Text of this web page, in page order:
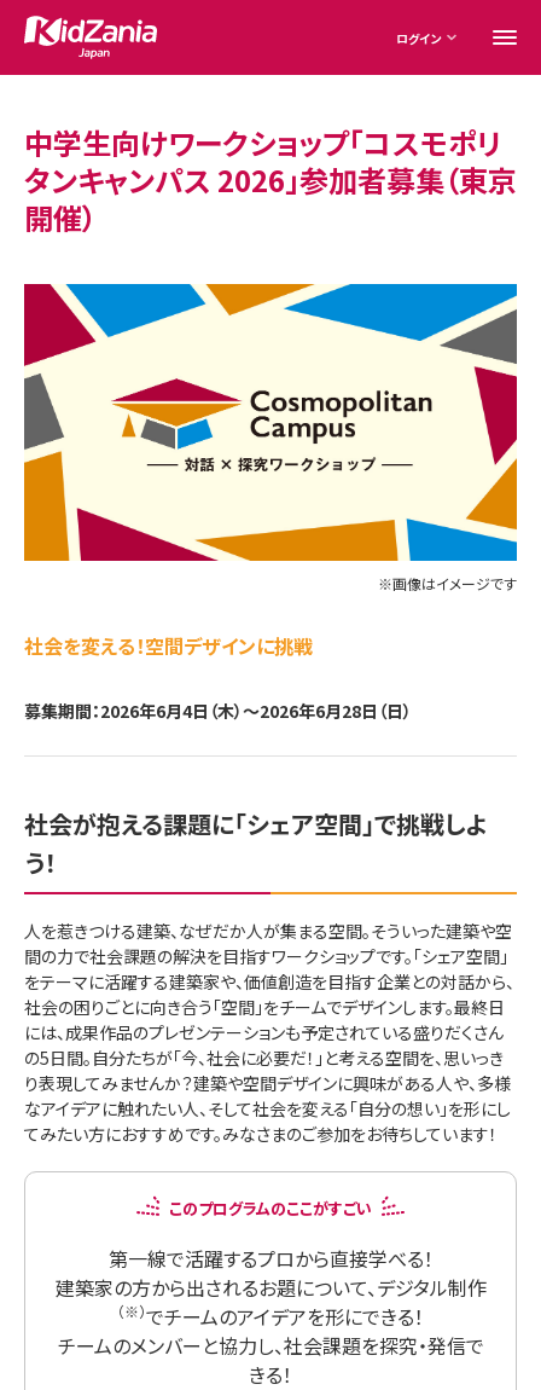
ログイン
中学生向けワークショップ「コスモポリ
タンキャンパス 2026」参加者募集（東京
開催）
※画像はイメージです
社会を変える！空間デザインに挑戦
募集期間：2026年6月4日（木）～2026年6月28日（日）
社会が抱える課題に「シェア空間」で挑戦しよ
う！
人を惹きつける建築、なぜだか人が集まる空間。そういった建築や空
間の力で社会課題の解決を目指すワークショップです。「シェア空間」
をテーマに活躍する建築家や、価値創造を目指す企業との対話から、
社会の困りごとに向き合う「空間」をチームでデザインします。最終日
には、成果作品のプレゼンテーションも予定されている盛りだくさん
の5日間。自分たちが「今、社会に必要だ！」と考える空間を、思いっき
り表現してみませんか？建築や空間デザインに興味がある人や、多様
なアイデアに触れたい人、そして社会を変える「自分の想い」を形にし
てみたい方におすすめです。みなさまのご参加をお待ちしています！
このプログラムのここがすごい
第一線で活躍するプロから直接学べる！
建築家の方から出されるお題について、デジタル制作
（※）でチームのアイデアを形にできる！
チームのメンバーと協力し、社会課題を探究・発信で
きる！